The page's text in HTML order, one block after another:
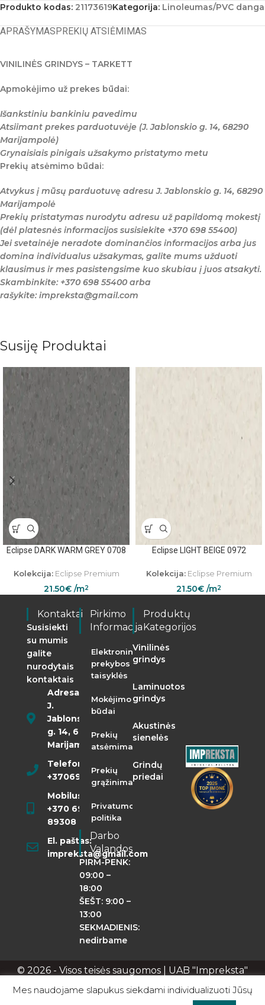
Produkto kodas: 21173619Kategorija: Linoleumas/PVC danga
APRAŠYMASPREKIŲ ATSIĖMIMAS
VINILINĖS GRINDYS – TARKETT
Apmokėjimo už prekes būdai:
Išankstiniu bankiniu pavedimu
Atsiimant prekes parduotuvėje (J. Jablonskio g. 14, 68290
Marijampolė)
Grynaisiais pinigais užsakymo pristatymo metu
Prekių atsėmimo būdai:
Atvykus į mūsų parduotuvę adresu J. Jablonskio g. 14, 68290
Marijampolė
Prekių pristatymas nurodytu adresu už papildomą mokestį
(dėl platesnės informacijos susisiekite +370 698 55400)
Jei svetainėje neradote dominančios informacijos arba jus
domina individualus užsakymas, galite mums užduoti
klausimus ir mes pasistengsime kuo skubiau į juos atsakyti.
Skambinkite: +370 698 55400 arba
rašykite: impreksta@gmail.com
Susiję Produktai
Eclipse DARK WARM GREY 0708
Kolekcija:Eclipse Premium
21.50€ /m2
Eclipse LIGHT BEIGE 0972
Kolekcija:Eclipse Premium
21.50€ /m2
Kontaktai
Susisiekti
su mumis
galite
nurodytais
kontaktais
Adresas:
J.
Jablonskio
g. 14, 68290
Marijampolė
Telefonas:
+37069855400
Mobilusis:
+370 698
89308
El. paštas:
impreksta@gmail.com
Pirkimo
Informacija
Elektroninės
prekybos
taisyklės
Mokėjimo
būdai
Prekių
atsėmimas
Prekių
grąžinimas
Privatumo
politika
Darbo
Valandos
PIRM-PENK:
09:00 –
18:00
ŠEŠT: 9:00 –
13:00
SEKMADIENIS:
nedirbame
Produktų
Kategorijos
Vinilinės
grindys
Laminuotos
grindys
Akustinės
sienelės
Grindų
priedai
© 2026 - Visos teisės saugomos | UAB "Impreksta"
Apie mus Kontaktai Privatumo politika
Mes naudojame slapukus siekdami individualizuoti Jūsų